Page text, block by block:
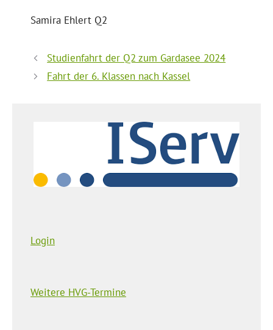
Samira Ehlert Q2
Studienfahrt der Q2 zum Gardasee 2024
Fahrt der 6. Klassen nach Kassel
Login
Weitere HVG-Termine